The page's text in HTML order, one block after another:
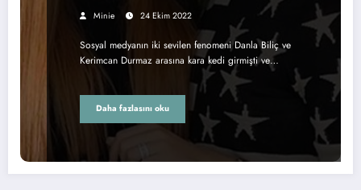
Minie 24 Ekim 2022
Sosyal medyanın iki sevilen fenomeni Danla Biliç ve
Kerimcan Durmaz arasına kara kedi girmişti ve…
Daha fazlasını oku